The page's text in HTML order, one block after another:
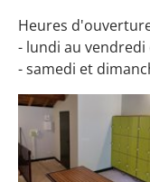
Heures
- lundi au vendredi
- samedi et